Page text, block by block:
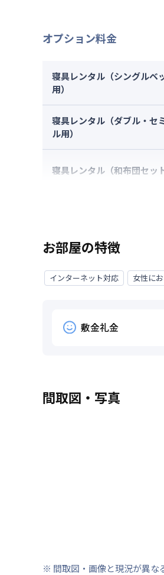
オプション料金
寝具レンタル（シングルベ
用）
寝具レンタル（ダブル・セ
ル用）
寝具レンタル（和布団セット
お部屋の特徴
インターネット対応 女性に
敷金礼金
間取図・写真
※ 間取図・画像と現況が異な